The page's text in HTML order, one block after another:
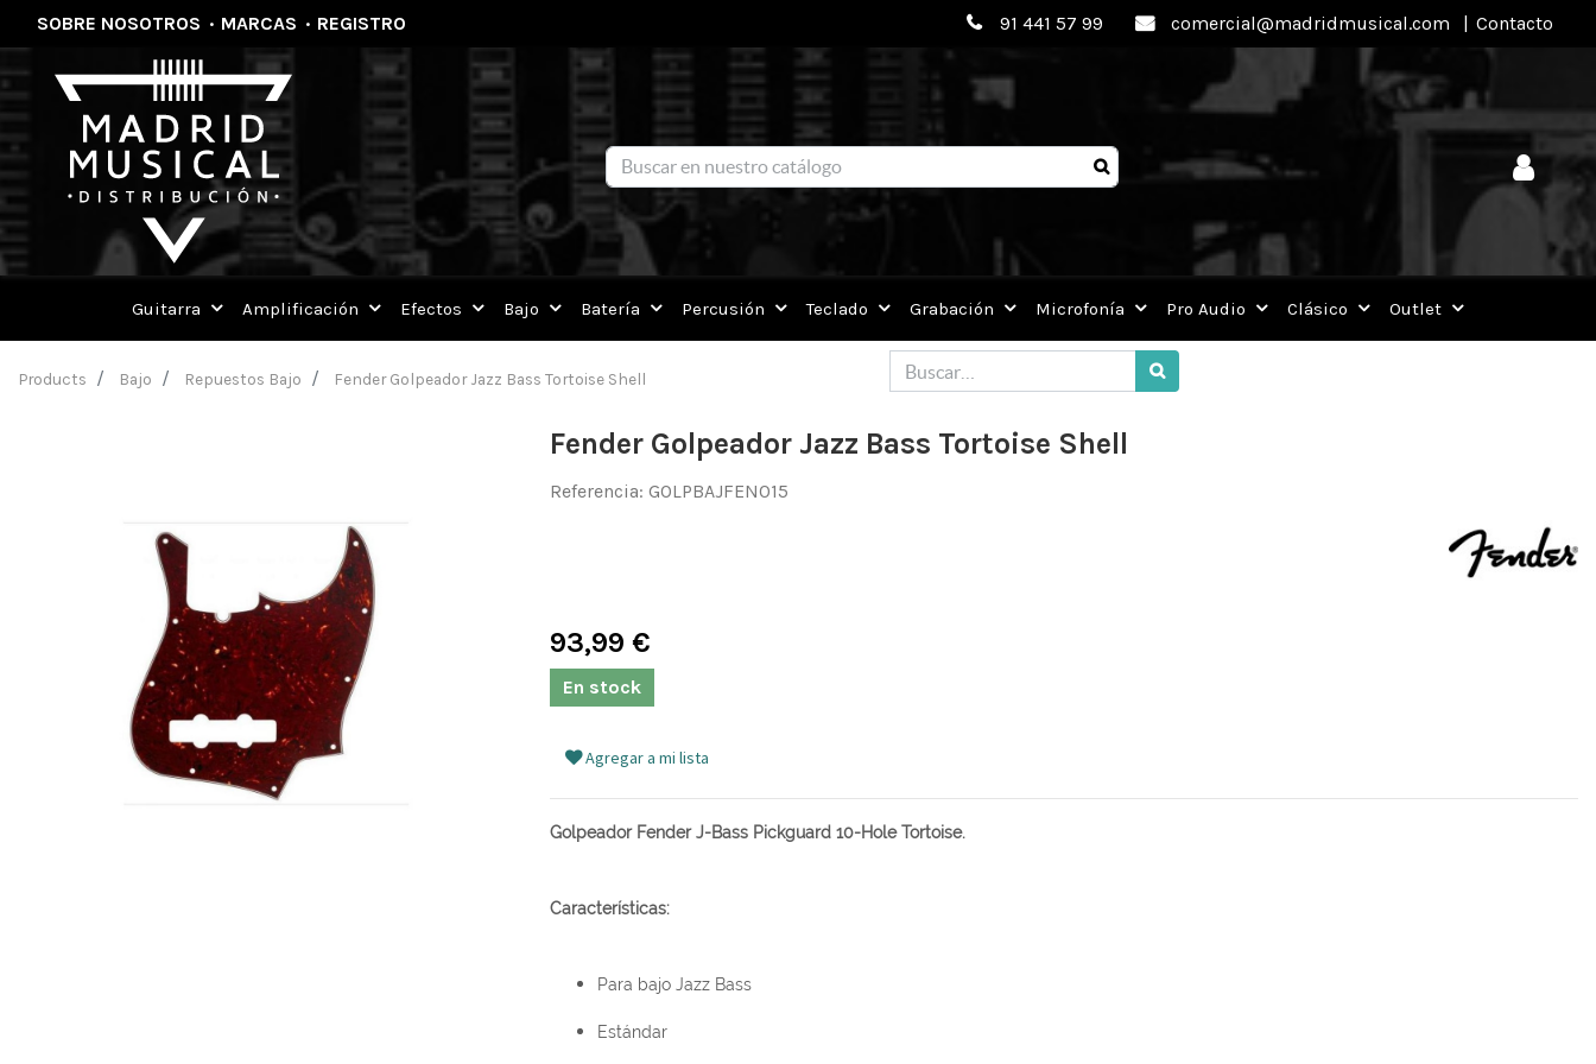
SOBRE NOSOTROS · MARCAS · REGISTRO 91 441 57 99 comercial@madridmusical.com | Contacto
Guitarra Amplificación Efectos Bajo Batería Percusión Teclado Grabación Microfonía Pro Audio Clásico Outlet
Products Bajo Repuestos Bajo Fender Golpeador Jazz Bass Tortoise Shell
Fender Golpeador Jazz Bass Tortoise Shell
Referencia: GOLPBAJFEN015
93,99 €
En stock
Agregar a mi lista
Golpeador Fender J-Bass Pickguard 10-Hole Tortoise.
Características:
Para bajo Jazz Bass
Estándar